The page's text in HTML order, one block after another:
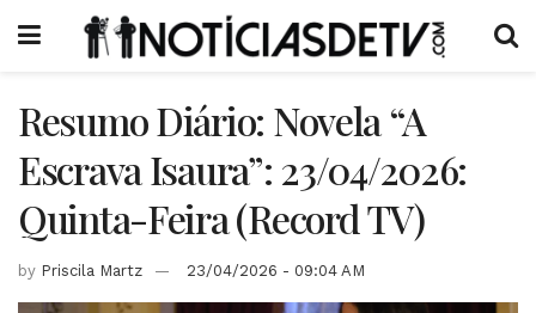
Resumo Diário: Novela “A
Escrava Isaura”: 23/04/2026:
Quinta-Feira (Record TV)
by Priscila Martz 23/04/2026 - 09:04 AM